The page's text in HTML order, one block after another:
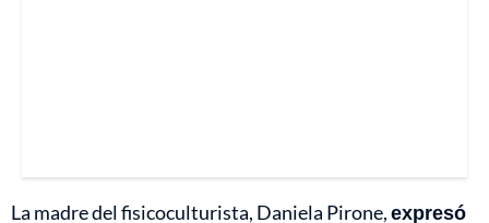
La madre del fisicoculturista, Daniela Pirone,expresó